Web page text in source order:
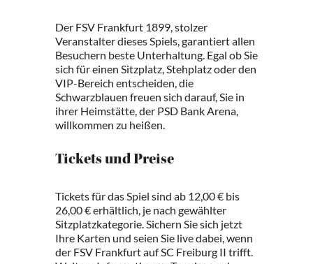
Der FSV Frankfurt 1899, stolzer
Veranstalter dieses Spiels, garantiert allen
Besuchern beste Unterhaltung. Egal ob Sie
sich für einen Sitzplatz, Stehplatz oder den
VIP-Bereich entscheiden, die
Schwarzblauen freuen sich darauf, Sie in
ihrer Heimstätte, der PSD Bank Arena,
willkommen zu heißen.
Tickets und Preise
Tickets für das Spiel sind ab 12,00 € bis
26,00 € erhältlich, je nach gewählter
Sitzplatzkategorie. Sichern Sie sich jetzt
Ihre Karten und seien Sie live dabei, wenn
der FSV Frankfurt auf SC Freiburg II trifft.